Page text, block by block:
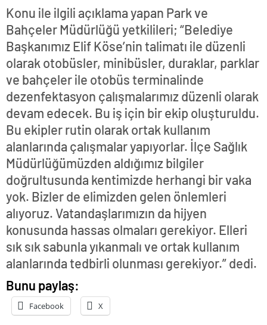
Konu ile ilgili açıklama yapan Park ve
Bahçeler Müdürlüğü yetkilileri; “Belediye
Başkanımız Elif Köse’nin talimatı ile düzenli
olarak otobüsler, minibüsler, duraklar, parklar
ve bahçeler ile otobüs terminalinde
dezenfektasyon çalışmalarımız düzenli olarak
devam edecek. Bu iş için bir ekip oluşturuldu.
Bu ekipler rutin olarak ortak kullanım
alanlarında çalışmalar yapıyorlar. İlçe Sağlık
Müdürlüğümüzden aldığımız bilgiler
doğrultusunda kentimizde herhangi bir vaka
yok. Bizler de elimizden gelen önlemleri
alıyoruz. Vatandaşlarımızın da hijyen
konusunda hassas olmaları gerekiyor. Elleri
sık sık sabunla yıkanmalı ve ortak kullanım
alanlarında tedbirli olunması gerekiyor.” dedi.
Bunu paylaş:
Facebook X